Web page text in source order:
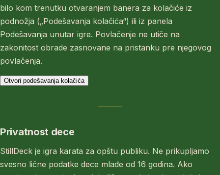
bilo kom trenutku otvaranjem banera za kolačiće iz
podnožja („Podešavanja kolačića“) ili iz panela
Podešavanja unutar igre. Povlačenje ne utiče na
zakonitost obrade zasnovane na pristanku pre njegovog
povlačenja.
Otvori podešavanja kolačića
Privatnost dece
StillDeck je igra karata za opštu publiku. Ne prikupljamo
svesno lične podatke dece mlađe od 16 godina. Ako